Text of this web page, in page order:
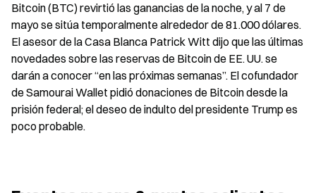
Bitcoin (BTC) revirtió las ganancias de la noche, y al 7 de
mayo se sitúa temporalmente alrededor de 81.000 dólares.
El asesor de la Casa Blanca Patrick Witt dijo que las últimas
novedades sobre las reservas de Bitcoin de EE. UU. se
darán a conocer “en las próximas semanas”. El cofundador
de Samourai Wallet pidió donaciones de Bitcoin desde la
prisión federal; el deseo de indulto del presidente Trump es
poco probable.